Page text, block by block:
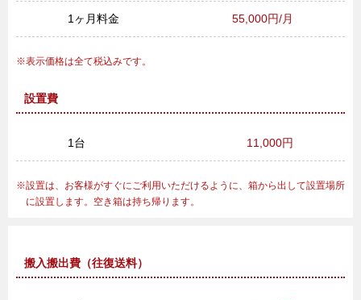
1ヶ月料金 55,000円/月
表示価格は全て税込みです。
設置費
1台 11,000円
設置は、お客様がすぐにご利用いただけるように、箱から出して設置場所
に設置します。空き箱は持ち帰ります。
搬入搬出費（往復送料）